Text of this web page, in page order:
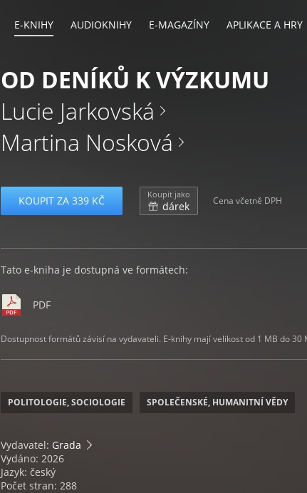
E-KNIHY AUDIOKNIHY E-MAGAZÍNY APLIKACE A HRY
OD DENÍKŮ K VÝZKUMU
Lucie Jarkovská
Martina Nosková
KOUPIT ZA 339 KČ Koupit jako
dárek Cena včetně DPH
Tato e-kniha je dostupná ve formátech:
PDF
Dostupnost formátů závisí na vydavateli. E-knihy mají velikost od 1 MB do 30
POLITOLOGIE, SOCIOLOGIE SPOLEČENSKÉ, HUMANITNÍ VĚDY
Vydavatel: Grada
Vydáno: 2026
Jazyk: český
Počet stran: 288